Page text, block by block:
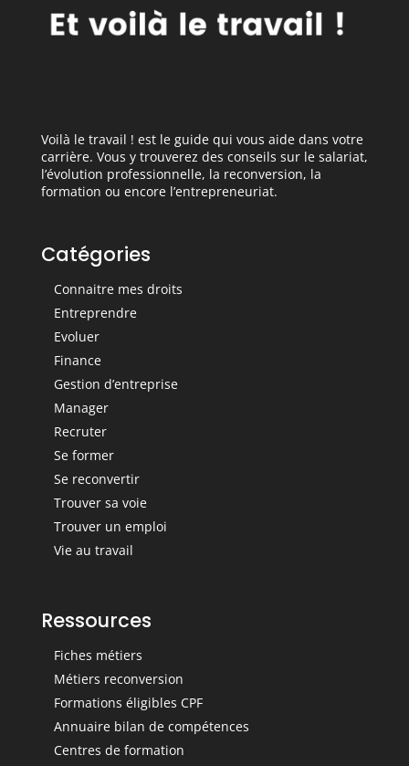
Voilà le travail ! est le guide qui vous aide dans votre
carrière. Vous y trouverez des conseils sur le salariat,
l’évolution professionnelle, la reconversion, la
formation ou encore l’entrepreneuriat.
Catégories
Connaitre mes droits
Entreprendre
Evoluer
Finance
Gestion d’entreprise
Manager
Recruter
Se former
Se reconvertir
Trouver sa voie
Trouver un emploi
Vie au travail
Ressources
Fiches métiers
Métiers reconversion
Formations éligibles CPF
Annuaire bilan de compétences
Centres de formation